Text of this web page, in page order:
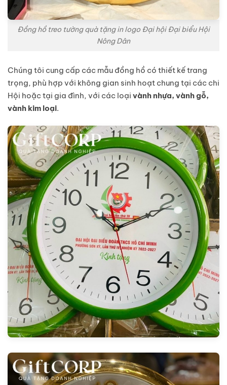
Đồng hồ treo tường quà tặng in logo Đại hội Đại biểu Hội
Nông Dân
Chúng tôi cung cấp các mẫu đồng hồ có thiết kế trang
trọng, phù hợp với không gian sinh hoạt chung tại các chi
Hội hoặc tại gia đình, với các loại vành nhựa, vành gỗ,
vành kim loại.